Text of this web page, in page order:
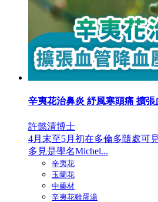
辛夷花治鼻炎 紓風寒頭痛 擴張
許懿清博士
4月末至5月初在多倫多隨處可
多見是學名Michel...
辛夷花
玉蘭花
中藥材
辛夷花雞蛋湯